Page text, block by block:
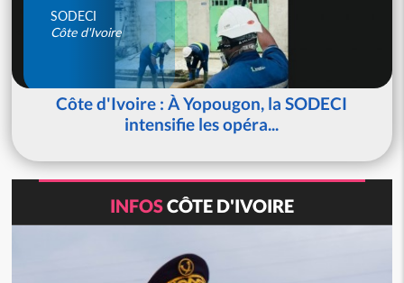
SODECI
Côte d'Ivoire
Côte d'Ivoire : À Yopougon, la SODECI
intensifie les opéra...
INFOSCÔTE D'IVOIRE